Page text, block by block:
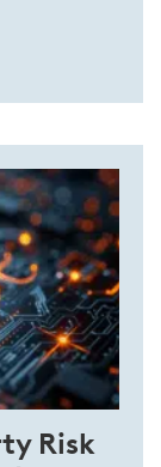
Risk